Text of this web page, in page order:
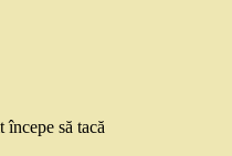
să tacă